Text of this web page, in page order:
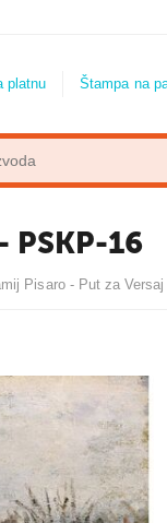
platnu Štampa na
PSKP-16
Pisaro - Put za